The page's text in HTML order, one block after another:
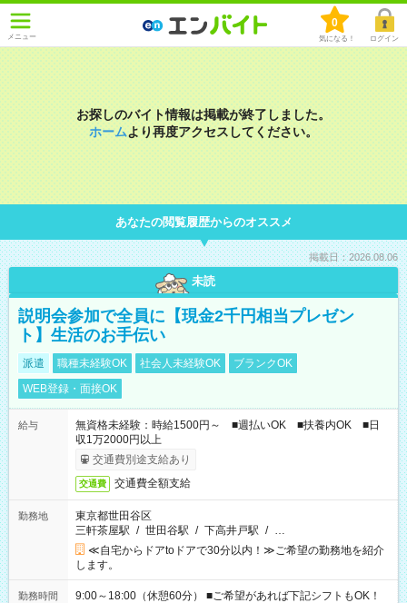
メニュー
0
気になる！ ログイン
お探しのバイト情報は掲載が終了しました。
ホームより再度アクセスしてください。
あなたの閲覧履歴からのオススメ
掲載日：2026.08.06
未読
説明会参加で全員に【現金2千円相当プレゼン
ト】生活のお手伝い
派遣 職種未経験OK 社会人未経験OK
ブランクOK
WEB登録・面接OK
給与
無資格未経験：時給1500円～ ■週払いOK ■扶養内OK ■日
収1万2000円以上
交通費別途支給あり
交通費 交通費全額支給
勤務地
東京都世田谷区
三軒茶屋駅 / 世田谷駅 / 下高井戸駅 / …
≪自宅からドアtoドアで30分以内！≫ご希望の勤務地を紹介
します。
勤務時間
9:00～18:00（休憩60分） ■ご希望があれば下記シフトもOK！